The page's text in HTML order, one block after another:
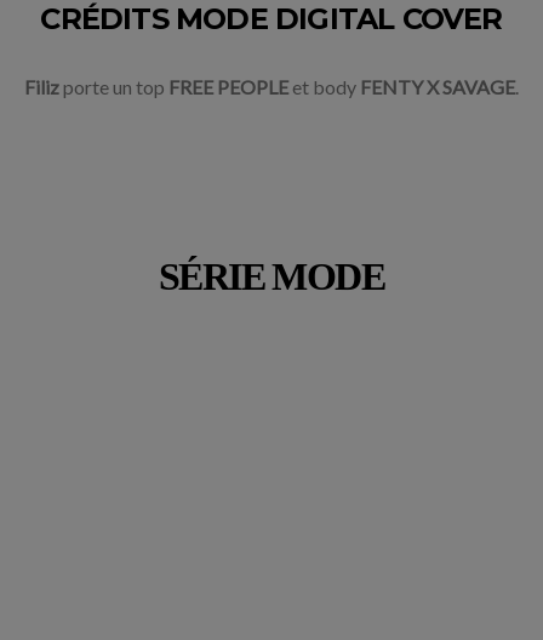
CRÉDITS MODE DIGITAL COVER
Filiz porte un top FREE PEOPLE et body FENTY X SAVAGE.
SÉRIE MODE